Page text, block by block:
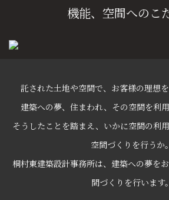
機能、空間へのこ
託された土地や空間で、お客様の理想
建築への夢、住まわれ、その空間を利
そうしたことを踏まえ、いかに空間の利
空間づくりを行うか。
桐村東建築設計事務所は、建築への夢を
間づくりを行います。